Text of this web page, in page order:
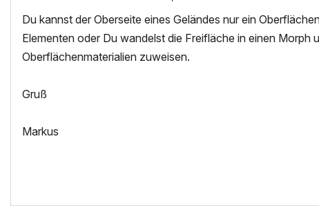
Du kannst der Oberseite eines Geländes nur ein
Elementen oder Du wandelst die Freifläche in einen
Oberflächenmaterialien zuweisen.
Gruß
Markus